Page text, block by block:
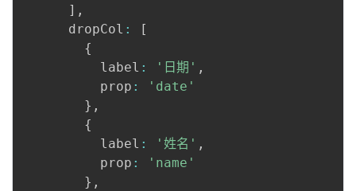
] ,
      dropCol
:
[
{
          label
: '日期' ,
          prop
:
'date'
} ,
{
          label
: '姓名' ,
          prop
:
'name'
} ,